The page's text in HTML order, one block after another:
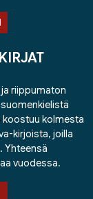
riippumaton
koostuu kolmesta
kirjoista, joilla
Yhteensä
vuodessa.